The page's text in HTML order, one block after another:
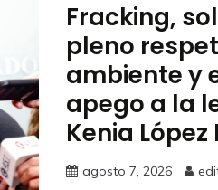
Fracking,
pleno
ambiente y
apego a la
Kenia
agosto 7, 2026